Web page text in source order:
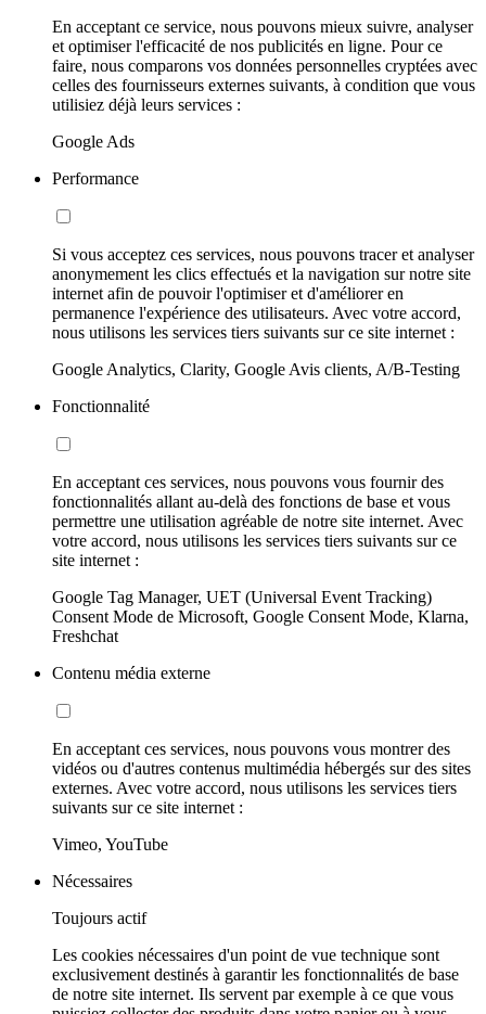
En acceptant ce service, nous pouvons mieux suivre, analyser
et optimiser l'efficacité de nos publicités en ligne. Pour ce
faire, nous comparons vos données personnelles cryptées avec
celles des fournisseurs externes suivants, à condition que vous
utilisiez déjà leurs services :
Google Ads
Performance
Si vous acceptez ces services, nous pouvons tracer et analyser
anonymement les clics effectués et la navigation sur notre site
internet afin de pouvoir l'optimiser et d'améliorer en
permanence l'expérience des utilisateurs. Avec votre accord,
nous utilisons les services tiers suivants sur ce site internet :
Google Analytics, Clarity, Google Avis clients, A/B-Testing
Fonctionnalité
En acceptant ces services, nous pouvons vous fournir des
fonctionnalités allant au-delà des fonctions de base et vous
permettre une utilisation agréable de notre site internet. Avec
votre accord, nous utilisons les services tiers suivants sur ce
site internet :
Google Tag Manager, UET (Universal Event Tracking)
Consent Mode de Microsoft, Google Consent Mode, Klarna,
Freshchat
Contenu média externe
En acceptant ces services, nous pouvons vous montrer des
vidéos ou d'autres contenus multimédia hébergés sur des sites
externes. Avec votre accord, nous utilisons les services tiers
suivants sur ce site internet :
Vimeo, YouTube
Nécessaires
Toujours actif
Les cookies nécessaires d'un point de vue technique sont
exclusivement destinés à garantir les fonctionnalités de base
de notre site internet. Ils servent par exemple à ce que vous